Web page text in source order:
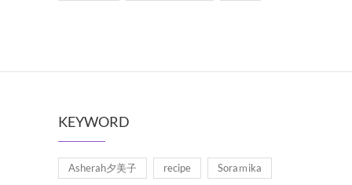
KEYWORD
Asherah夕美子 recipe Soraｍika